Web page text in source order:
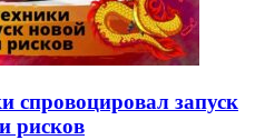
спровоцировал запуск
рисков